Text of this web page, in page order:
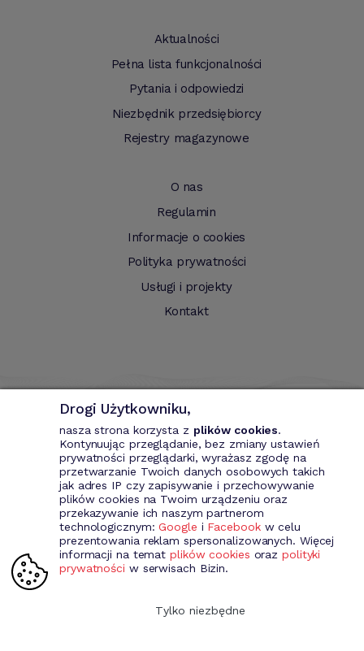
Aktualności
Pełna lista funkcjonalności
Pytania i odpowiedzi
Niezbędnik przedsiębiorcy
Rejestry magazynowe
O nas
Regulamin
Informacje o cookies
Polityka prywatności
Usługi i projekty
Kontakt
Bizin - System wspomagający przedsiębiorce. Wystawianie
dokumentów przychodowych (faktury VAT, fakury marża, faktury
MP, rachunki itd.). Rejestr kontrahentów wraz z rozbudowaną
analizą, gospodarka magazynowa, środki trwale, analiza sprzedaży i
kosztów prowadzenia działalności itd.
Drogi Użytkowniku,
nasza strona korzysta z plików cookies.
Kontynuując przeglądanie, bez zmiany ustawień
prywatności przeglądarki, wyrażasz zgodę na
przetwarzanie Twoich danych osobowych takich
jak adres IP czy zapisywanie i przechowywanie
plików cookies na Twoim urządzeniu oraz
przekazywanie ich naszym partnerom
technologicznym:Google i Facebookw celu
prezentowania reklam spersonalizowanych. Więcej
informacji na tematplików cookies orazpolityki
prywatności w serwisach Bizin.
Tylko niezbędne